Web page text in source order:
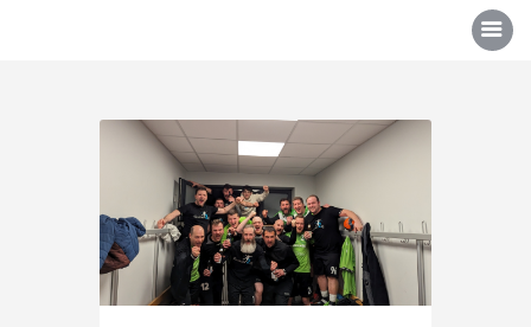
Über uns
Mannschaften
News/Events